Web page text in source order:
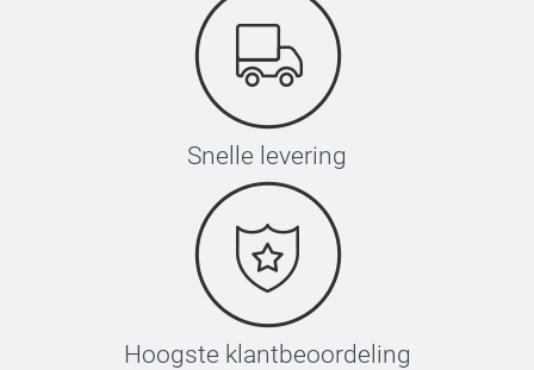
Snelle levering
Hoogste klantbeoordeling